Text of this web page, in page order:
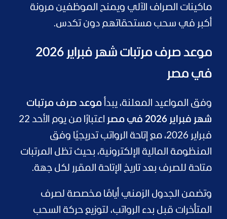
ماكينات الصراف الآلي ويمنح الموظفين مرونة
أكبر في سحب مستحقاتهم دون تكدس.
موعد صرف مرتبات شهر فبراير 2026
في مصر
وفق المواعيد المعلنة، يبدأ موعد صرف مرتبات
شهر فبراير 2026 في مصر
اعتبارًا من يوم الأحد 22
فبراير 2026، مع إتاحة الرواتب تدريجيًا وفق
المنظومة المالية الإلكترونية، بحيث تظل المرتبات
متاحة للصرف بعد تاريخ الإتاحة المقرر لكل جهة.
وتضمن الجدول الزمني أيامًا مخصصة لصرف
المتأخرات قبل بدء الرواتب، لتوزيع حركة السحب